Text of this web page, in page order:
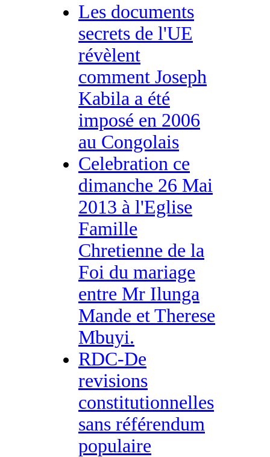
Les documents
secrets de l'UE
révèlent
comment Joseph
Kabila a été
imposé en 2006
au Congolais
Celebration ce
dimanche 26 Mai
2013 à l'Eglise
Famille
Chretienne de la
Foi du mariage
entre Mr Ilunga
Mande et Therese
Mbuyi.
RDC-De
revisions
constitutionnelles
sans référendum
populaire